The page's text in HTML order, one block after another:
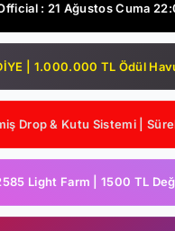
: 21 Ağustos Cuma
| 1.000.000 TL Ödül
Drop & Kutu Sistemi |
Light Farm | 1500 TL